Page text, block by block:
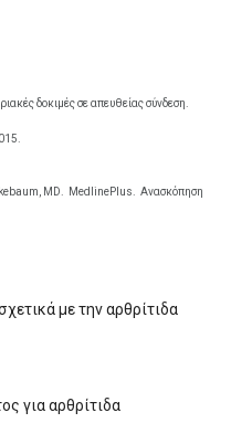
δοκιμές σε απευθείας σύνδεση.
MD. MedlinePlus. Ανασκόπηση
με την αρθρίτιδα
για αρθρίτιδα